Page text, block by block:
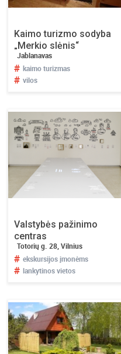
Kaimo turizmo sodyba
„Merkio slėnis“
Jablanavas
# kaimo turizmas
# vilos
Valstybės pažinimo
centras
Totorių g. 28, Vilnius
# ekskursijos įmonėms
# lankytinos vietos